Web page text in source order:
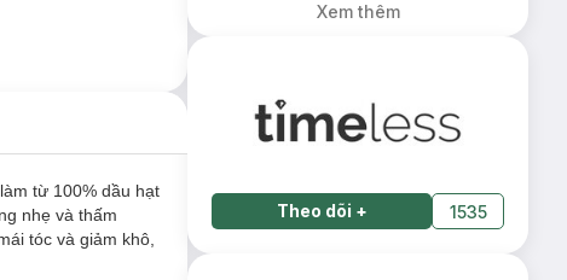
từ 100% dầu hạt
nhẹ và thấm
tóc và giảm khô,
Xem thêm
Theo dõi + 1535